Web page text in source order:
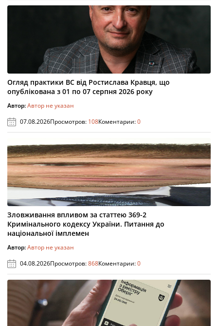
Огляд практики ВС від Ростислава Кравця, що
опублікована з 01 по 07 серпня 2026 року
Автор:Автор не указан
07.08.2026Просмотров: 108Коментарии:0
Зловживання впливом за статтею 369-2
Кримінального кодексу України. Питання до
національної імплемен
Автор:Автор не указан
04.08.2026Просмотров:868Коментарии:0